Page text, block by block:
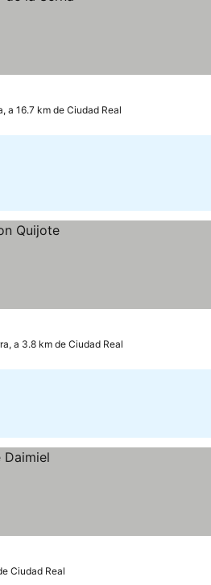
a 16.7 km de Ciudad Real
a 3.8 km de Ciudad Real
Ciudad Real